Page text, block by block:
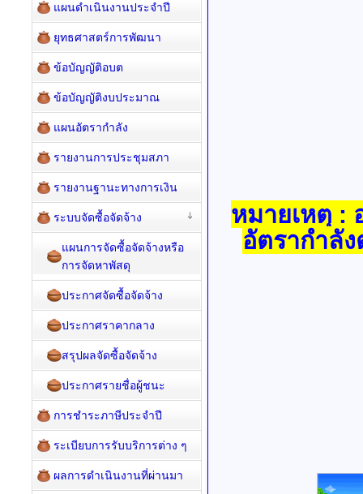
หมายเหตุ :
อัตรากำลั
แผนดำเนินงานประจำปี
ยุทธศาสตร์การพัฒนา
ข้อบัญญัติอบต
ข้อบัญญัติงบประมาณ
แผนอัตรากำลัง
รายงานการประชุมสภา
รายงานฐานะทางการเงิน
ระบบจัดซื้อจัดจ้าง
แผนการจัดซื้อจัดจ้างหรือ
การจัดหาพัสดุ
ประกาศจัดซื้อจัดจ้าง
ประกาศราคากลาง
สรุปผลจัดซื้อจัดจ้าง
ประกาศรายชื่อผู้ชนะ
การชำระภาษีประจำปี
ระเบียบการรับบริการต่าง ๆ
ผลการดำเนินงานที่ผ่านมา